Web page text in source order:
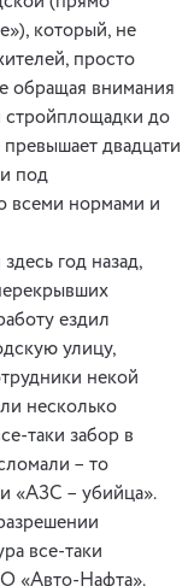
который, не
просто
обращая внимания
стройплощадки до
двадцати
под
всеми нормами и
год назад,
ездил
улицу,
некой
несколько
таки забор в
– то
«АЗС – убийца».
все-таки
«Авто-Нафта».